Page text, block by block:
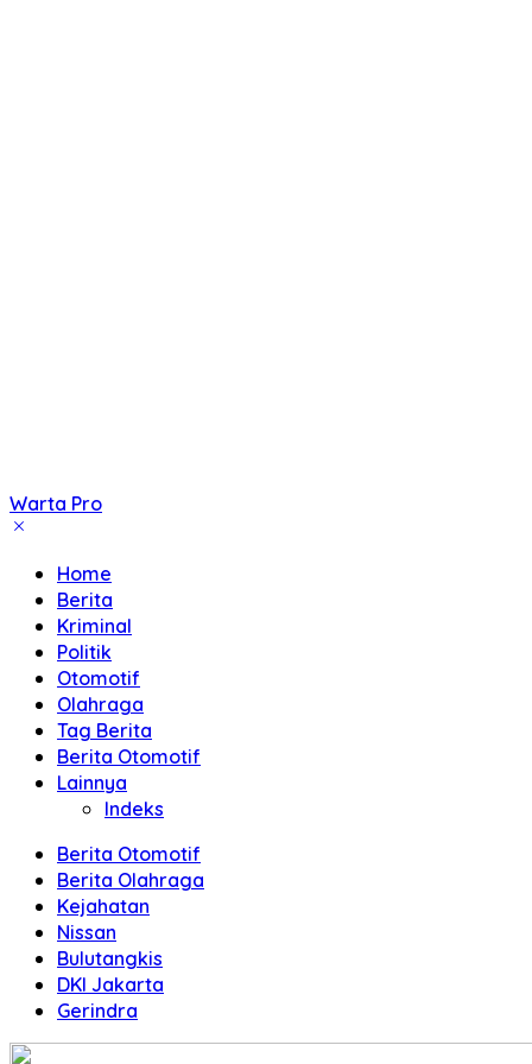
Warta Pro
Akurat
Terpercaya
Home
Berita
Kriminal
Politik
Otomotif
Olahraga
Tag Berita
Berita Otomotif
Lainnya
Indeks
Berita Otomotif
Berita Olahraga
Kejahatan
Nissan
Bulutangkis
DKI Jakarta
Gerindra